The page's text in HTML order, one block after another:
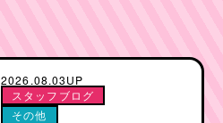
2026.08.03UP
スタッフブログ
その他